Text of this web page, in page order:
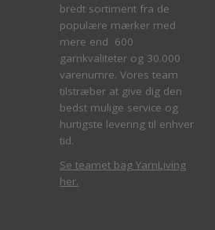
bredt sortiment fra de
populære mærker med
mere end 600
garnkvaliteter og 30.000
varenumre. Vores team
tilstræber at give dig den
bedst mulige service og
hurtigste levering til enhver
tid.
Se teamet bag YarnLiving
her.